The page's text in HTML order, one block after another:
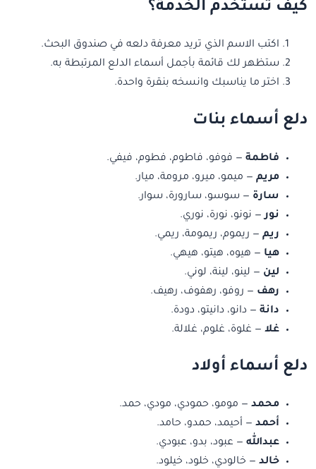
كيف تستخدم الخدمة؟
اكتب الاسم الذي تريد معرفة دلعه في صندوق البحث.
ستظهر لك قائمة بأجمل أسماء الدلع المرتبطة به.
اختر ما يناسبك وانسخه بنقرة واحدة.
دلع أسماء بنات
فاطمة — فوفو، فاطوم، فطوم، فيفي.
مريم — ميمو، ميرو، مرومة، ميار.
سارة — سوسو، سارورة، سوار.
نور— نونو، نورة، نوري.
ريم — ريموم، ريمومة، ريمي.
هيا — هيوه، هيتو، هيهي.
لين — لينو، لينة، لوني.
رهف — روفو، رهفوف، رهيف.
دانة — دانو، دانيتو، دودة.
غلا — غلوة، غلوم، غلالة.
دلع أسماء أولاد
محمد — مومو، حمودي، مودي، حمد.
أحمد — أحيمد، حمدو، حامد.
عبدالله — عبود، بدو، عبودي.
خالد — خالودي، خلود، خيلود.